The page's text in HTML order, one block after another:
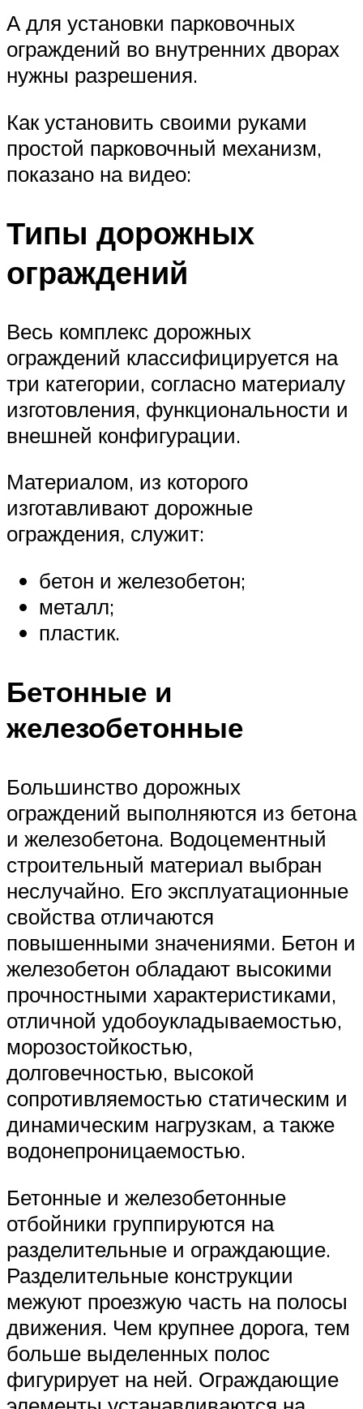
А для установки парковочных
ограждений во внутренних дворах
нужны разрешения.
Как установить своими руками
простой парковочный механизм,
показано на видео:
Типы дорожных
ограждений
Весь комплекс дорожных
ограждений классифицируется на
три категории, согласно материалу
изготовления, функциональности и
внешней конфигурации.
Материалом, из которого
изготавливают дорожные
ограждения, служит:
бетон и железобетон;
металл;
пластик.
Бетонные и
железобетонные
Большинство дорожных
ограждений выполняются из бетона
и железобетона. Водоцементный
строительный материал выбран
неслучайно. Его эксплуатационные
свойства отличаются
повышенными значениями. Бетон и
железобетон обладают высокими
прочностными характеристиками,
отличной удобоукладываемостью,
морозостойкостью,
долговечностью, высокой
сопротивляемостью статическим и
динамическим нагрузкам, а также
водонепроницаемостью.
Бетонные и железобетонные
отбойники группируются на
разделительные и ограждающие.
Разделительные конструкции
межуют проезжую часть на полосы
движения. Чем крупнее дорога, тем
больше выделенных полос
фигурирует на ней. Ограждающие